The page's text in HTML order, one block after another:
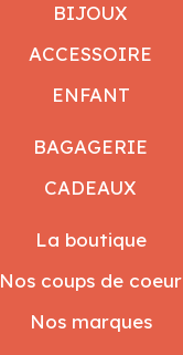
BIJOUX
ACCESSOIRE
ENFANT
BAGAGERIE
CADEAUX
La boutique
Nos coups de coeur
Nos marques